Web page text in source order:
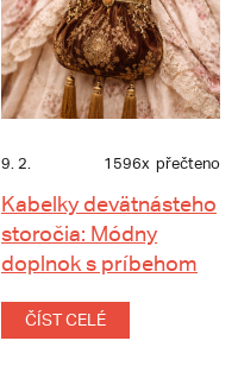
9. 2. 1596x přečteno
Kabelky devätnásteho
storočia: Módny
doplnok s príbehom
ČÍST CELÉ